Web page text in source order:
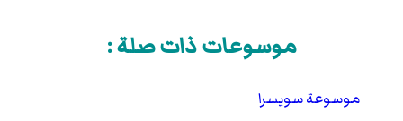
موسوعات ذات صلة :
موسوعة سويسرا